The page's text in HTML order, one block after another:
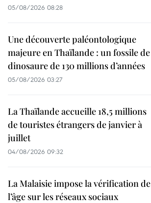
05/08/2026 08:28
Une découverte paléontologique
majeure en Thaïlande : un fossile de
dinosaure de 130 millions d’années
05/08/2026 03:27
La Thaïlande accueille 18,5 millions
de touristes étrangers de janvier à
juillet
04/08/2026 09:32
La Malaisie impose la vérification de
l’âge sur les réseaux sociaux